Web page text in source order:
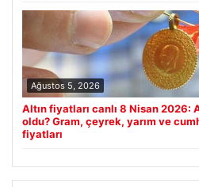
Ağustos 5, 2026
Altın fiyatları canlı 8 Nisan 2026:
oldu? Gram, çeyrek, yarım ve
fiyatları